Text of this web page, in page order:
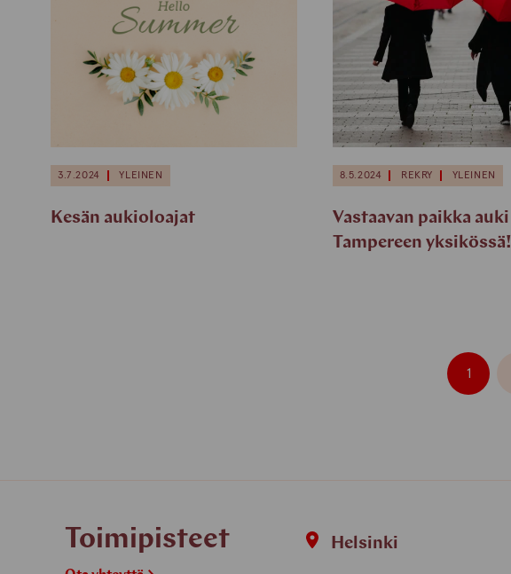
3.7.2024 YLEINEN
Kesän aukioloajat
8.5.2024 REKRY YLEINEN
Vastaavan paikka auki
Tampereen yksikössä!
Siirry
1
Toimipisteet Helsinki